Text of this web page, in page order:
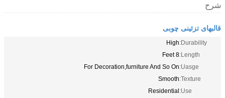
شرح
قالبهای تزئینی چوبی
Durability:
High
Length:
8 Feet
Uasge:
For Decoration,furniture And So On
Texture:
Smooth
Use:
Residential